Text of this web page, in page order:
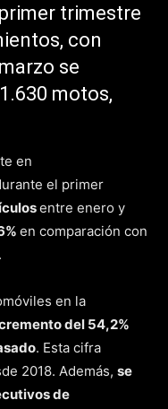
trimestre
con
se
motos,
en
el primer
entre enero y
en comparación con
en la
del 54,2%
. Esta cifra
2018. Además, se
de